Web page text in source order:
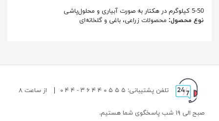
5-50 کیلوگرم در هکتار به صورت آبیاری و محلول‌پاشی
نوع محصول: محصولات زراعی، باغی و گلخانه‌ای
تلفن پشتیبانی: ۵ ۵ ۵ ۰ ۴ ۴ ۶ ۳ - ۴ ۴ ۰ از ساعت ۸
صبح الی ۱۹ شب پاسخگوی شما هستیم.